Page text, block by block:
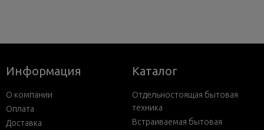
Информация
О компании
Оплата
Доставка
Каталог
Отдельностоящая бытовая
техника
Встраиваемая бытовая